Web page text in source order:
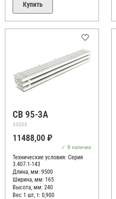
Купить
СВ 95-3А
Оценка
0
11488,00₽
В наличии
Технические условия: Серия
3.407.1-143
Длина, мм: 9500
Ширина, мм: 165
Высота, мм: 240
Вес 1 шт, т: 0,900